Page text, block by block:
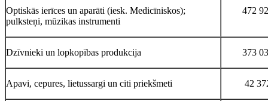
Optiskās ierīces un aparāti (iesk. Medicīniskos);
pulksteņi, mūzikas instrumenti
472
Dzīvnieki un lopkopības produkcija 373
Apavi, cepures, lietussargi un citi priekšmeti 42